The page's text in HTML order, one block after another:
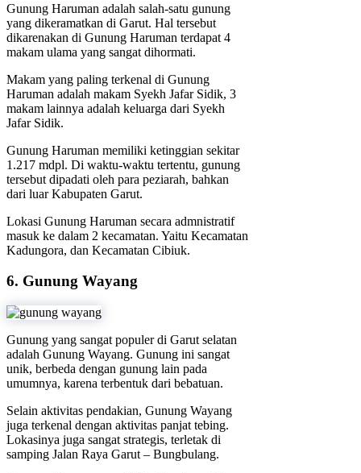
Gunung Haruman adalah salah-satu gunung
yang dikeramatkan di Garut. Hal tersebut
dikarenakan di Gunung Haruman terdapat 4
makam ulama yang sangat dihormati.
Makam yang paling terkenal di Gunung
Haruman adalah makam Syekh Jafar Sidik, 3
makam lainnya adalah keluarga dari Syekh
Jafar Sidik.
Gunung Haruman memiliki ketinggian sekitar
1.217 mdpl. Di waktu-waktu tertentu, gunung
tersebut dipadati oleh para peziarah, bahkan
dari luar Kabupaten Garut.
Lokasi Gunung Haruman secara admnistratif
masuk ke dalam 2 kecamatan. Yaitu Kecamatan
Kadungora, dan Kecamatan Cibiuk.
6. Gunung Wayang
Gunung yang sangat populer di Garut selatan
adalah Gunung Wayang. Gunung ini sangat
unik, berbeda dengan gunung lain pada
umumnya, karena terbentuk dari bebatuan.
Selain aktivitas pendakian, Gunung Wayang
juga terkenal dengan aktivitas panjat tebing.
Lokasinya juga sangat strategis, terletak di
samping Jalan Raya Garut – Bungbulang.